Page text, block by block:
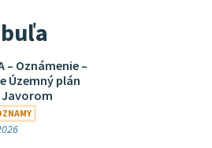
– Oznámenie –
Územný plán